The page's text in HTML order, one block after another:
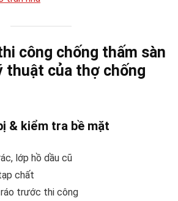
công chống thấm sàn
thuật của thợ chống
& kiểm tra bề mặt
lớp hồ dầu cũ
chất
trước thi công